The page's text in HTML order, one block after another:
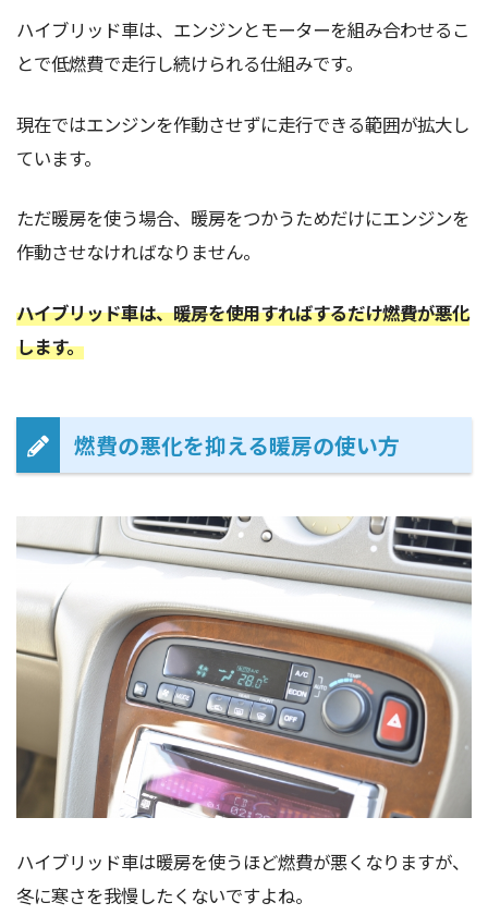
ハイブリッド車は、エンジンとモーターを組み合わせるこ
とで低燃費で走行し続けられる仕組みです。
現在ではエンジンを作動させずに走行できる範囲が拡大し
ています。
ただ暖房を使う場合、暖房をつかうためだけにエンジンを
作動させなければなりません。
ハイブリッド車は、暖房を使用すればするだけ燃費が悪化
します。
燃費の悪化を抑える暖房の使い方
ハイブリッド車は暖房を使うほど燃費が悪くなりますが、
冬に寒さを我慢したくないですよね。